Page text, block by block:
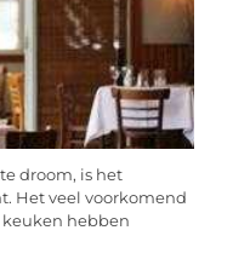
droom, is het
Het veel voorkomend
hebben